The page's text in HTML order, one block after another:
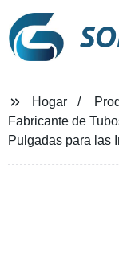
Hogar
Fabricante de
Pulgadas para las